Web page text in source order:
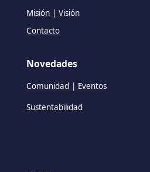
Misión | Visión
Contacto
Novedades
Comunidad | Eventos
Sustentabilidad